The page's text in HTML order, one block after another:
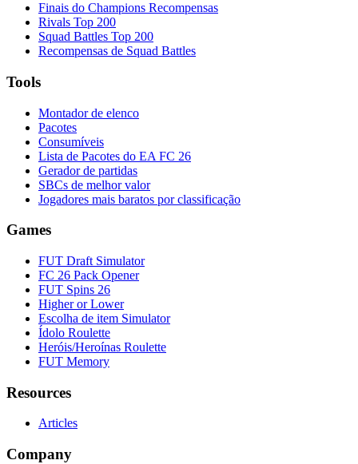
Finais do Champions Recompensas
Rivals Top 200
Squad Battles Top 200
Recompensas de Squad Battles
Tools
Montador de elenco
Pacotes
Consumíveis
Lista de Pacotes do EA FC 26
Gerador de partidas
SBCs de melhor valor
Jogadores mais baratos por classificação
Games
FUT Draft Simulator
FC 26 Pack Opener
FUT Spins 26
Higher or Lower
Escolha de item Simulator
Ídolo Roulette
Heróis/Heroínas Roulette
FUT Memory
Resources
Articles
Company